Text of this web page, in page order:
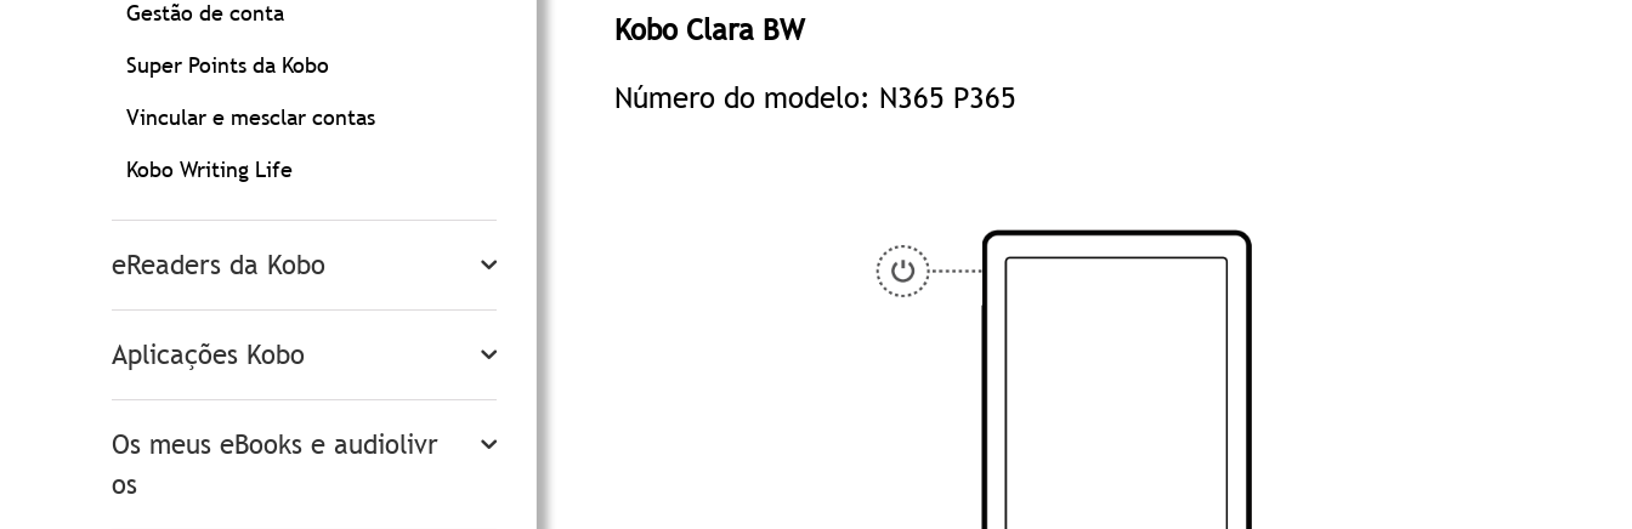
Gestão de conta
Super Points da Kobo
Vincular e mesclar contas
Kobo Writing Life
eReaders da Kobo
Aplicações Kobo
Os meus eBooks e audiolivr
os
Kobo Clara BW
Número do modelo: N365 P365